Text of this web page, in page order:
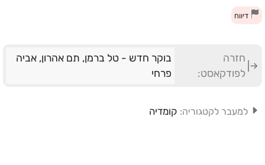
דיווח
חזרה
לפודקאסט:
בוקר חדש - טל ברמן, תם אהרון, אביה
פרחי
למעבר לקטגוריה: קומדיה